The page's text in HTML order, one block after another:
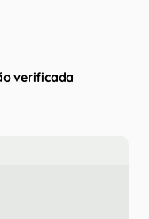
verificada